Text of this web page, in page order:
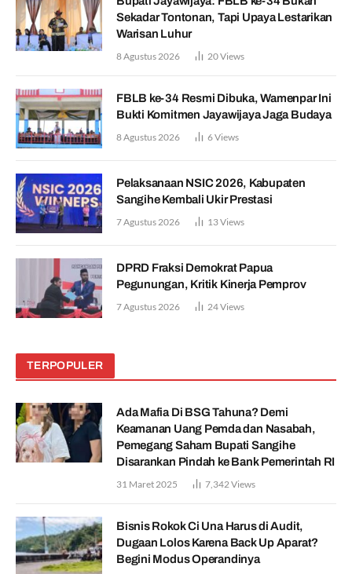
Sekadar Tontonan, Tapi Upaya Lestarikan
Warisan Luhur
8 Agustus 2026 20Views
FBLB ke-34 Resmi Dibuka, Wamenpar Ini
Bukti Komitmen Jayawijaya Jaga Budaya
8 Agustus 2026 6Views
Pelaksanaan NSIC 2026, Kabupaten
Sangihe Kembali Ukir Prestasi
7 Agustus 2026 13Views
DPRD Fraksi Demokrat Papua
Pegunungan, Kritik Kinerja Pemprov
7 Agustus 2026 24Views
TERPOPULER
Ada Mafia Di BSG Tahuna? Demi
Keamanan Uang Pemda dan Nasabah,
Pemegang Saham Bupati Sangihe
Disarankan Pindah ke Bank Pemerintah RI
31 Maret 2025 7,342 Views
Bisnis Rokok Ci Una Harus di Audit,
Dugaan Lolos Karena Back Up Aparat?
Begini Modus Operandinya